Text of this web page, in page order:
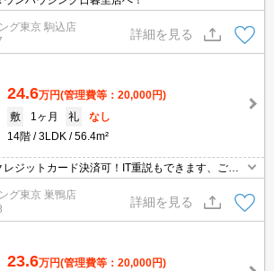
グ東京 駒込店
詳細を見る
24.6万円(管理費等：20,000円)
敷
1ヶ月 礼
なし
14階
3LDK 56.4m²
ジットカード決済可！IT重説もできます、ご相
ライン内見相談可能！お電話ください。
グ東京 巣鴨店
詳細を見る
23.6万円(管理費等：20,000円)